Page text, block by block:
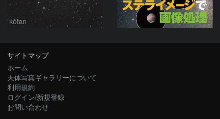
kotan
サイトマップ
ホーム
天体写真ギャラリーについて
利用規約
ログイン/新規登録
お問い合わせ